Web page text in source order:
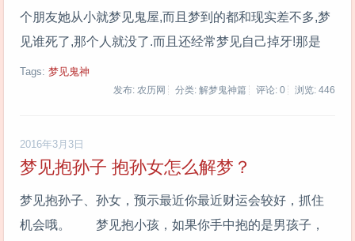
个朋友她从小就梦见鬼屋,而且梦到的都和现实差不多,梦
见谁死了,那个人就没了.而且还经常梦见自己掉牙!那是
Tags: 梦见鬼神
发布: 农历网 分类: 解梦鬼神篇 评论: 0 浏览: 446
2016年3月3日
梦见抱孙子 抱孙女怎么解梦？
梦见抱孙子、孙女，预示最近你最近财运会较好，抓住
机会哦。 梦见抱小孩，如果你手中抱的是男孩子，